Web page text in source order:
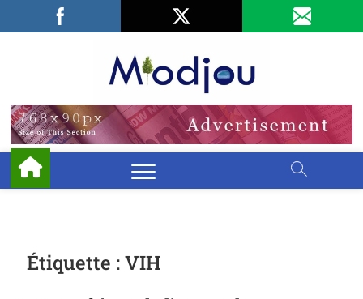
Facebook
LinkedIn
Étiquette :VIH